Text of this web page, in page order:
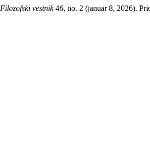
Filozofski vestnik46, no. 2 (januar 8, 2026).